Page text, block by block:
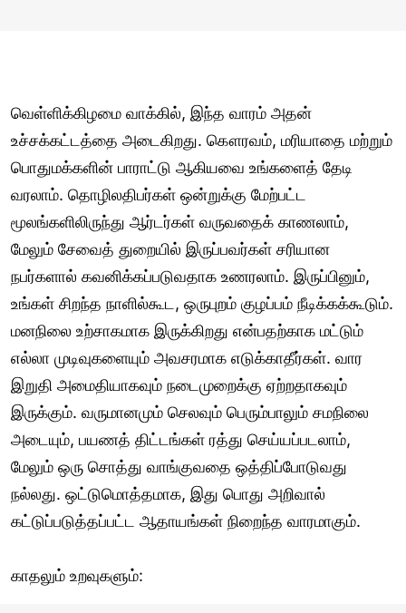
வெள்ளிக்கிழமை வாக்கில், இந்த வாரம் அதன்
உச்சக்கட்டத்தை அடைகிறது. கௌரவம், மரியாதை மற்றும்
பொதுமக்களின் பாராட்டு ஆகியவை உங்களைத் தேடி
வரலாம். தொழிலதிபர்கள் ஒன்றுக்கு மேற்பட்ட
மூலங்களிலிருந்து ஆர்டர்கள் வருவதைக் காணலாம்,
மேலும் சேவைத் துறையில் இருப்பவர்கள் சரியான
நபர்களால் கவனிக்கப்படுவதாக உணரலாம். இருப்பினும்,
உங்கள் சிறந்த நாளில்கூட, ஒருபுறம் குழப்பம் நீடிக்கக்கூடும்.
மனநிலை உற்சாகமாக இருக்கிறது என்பதற்காக மட்டும்
எல்லா முடிவுகளையும் அவசரமாக எடுக்காதீர்கள். வார
இறுதி அமைதியாகவும் நடைமுறைக்கு ஏற்றதாகவும்
இருக்கும். வருமானமும் செலவும் பெரும்பாலும் சமநிலை
அடையும், பயணத் திட்டங்கள் ரத்து செய்யப்படலாம்,
மேலும் ஒரு சொத்து வாங்குவதை ஒத்திப்போடுவது
நல்லது. ஒட்டுமொத்தமாக, இது பொது அறிவால்
கட்டுப்படுத்தப்பட்ட ஆதாயங்கள் நிறைந்த வாரமாகும்.
காதலும் உறவுகளும்: